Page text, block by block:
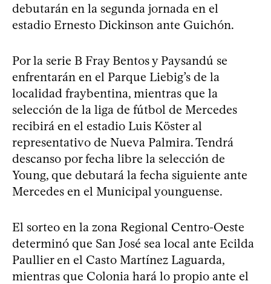
debutarán en la segunda jornada en el
estadio Ernesto Dickinson ante Guichón.
Por la serie B Fray Bentos y Paysandú se
enfrentarán en el Parque Liebig’s de la
localidad fraybentina, mientras que la
selección de la liga de fútbol de Mercedes
recibirá en el estadio Luis Köster al
representativo de Nueva Palmira. Tendrá
descanso por fecha libre la selección de
Young, que debutará la fecha siguiente ante
Mercedes en el Municipal younguense.
El sorteo en la zona Regional Centro-Oeste
determinó que San José sea local ante Ecilda
Paullier en el Casto Martínez Laguarda,
mientras que Colonia hará lo propio ante el